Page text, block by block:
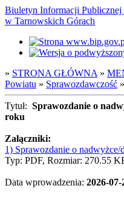
Biuletyn Informacji Publicznej
w Tarnowskich Górach
» STRONA GŁÓWNA »
Powiatu » Sprawozdawczość »
Tytuł: Sprawozdanie o
roku
Załączniki:
1) Sprawozdanie o
Typ: PDF, Rozmiar: 270.55
Data wprowadzenia: 2026-07-